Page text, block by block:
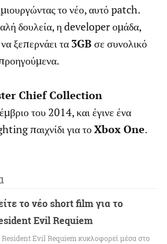
το νέο, αυτό patch.
δουλεία, η developer ομάδα,
ξεπερνάει τα 3GB σε συνολικό
Chief Collection
του 2014, και έγινε ένα
παιχνίδι για τοXbox One.
το νέο short film για το
Evil Requiem
Resident Evil Requiem κυκλοφορεί μέσα στο